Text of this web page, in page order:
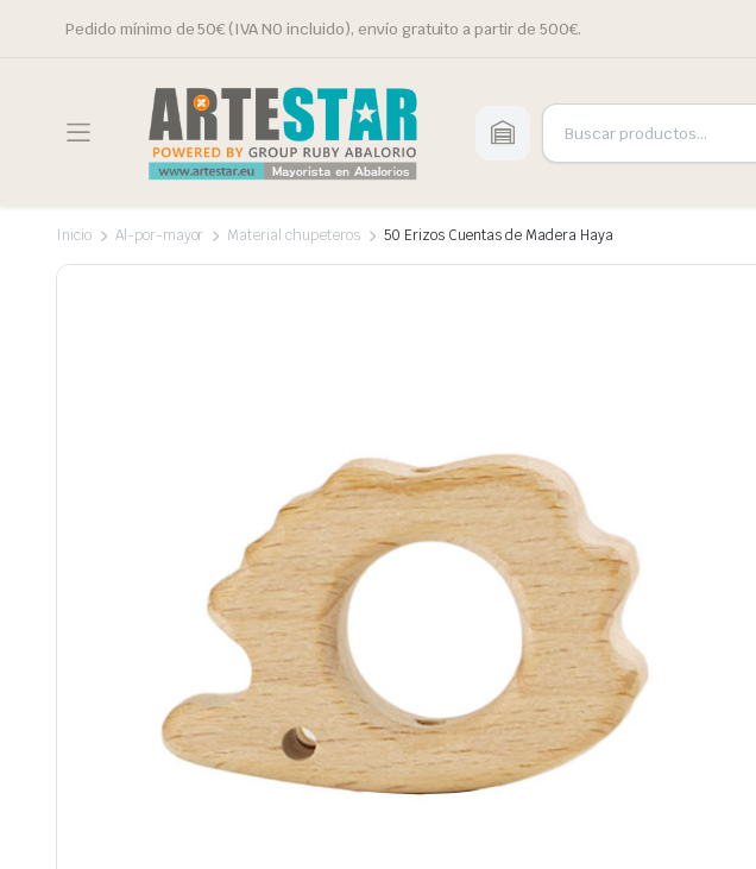
Pedido mínimo de 50€ (IVA NO incluido), envío gratuito a partir de 500€.
Inicio Al-por-mayor Material chupeteros 50 Erizos Cuentas de Madera Haya